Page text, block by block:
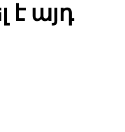
է այդ